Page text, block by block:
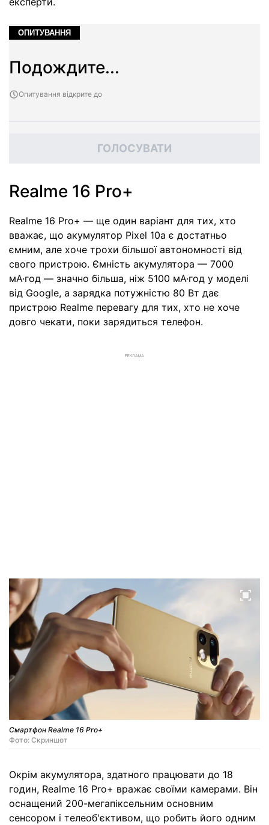
ОПИТУВАННЯ
Подождите...
Опитування відкрите до
ГОЛОСУВАТИ
Realme 16 Pro+
Realme 16 Pro+ — ще один варіант для тих, хто
вважає, що акумулятор Pixel 10a є достатньо
ємним, але хоче трохи більшої автономності від
свого пристрою. Ємність акумулятора — 7000
мА·год — значно більша, ніж 5100 мА·год у моделі
від Google, а зарядка потужністю 80 Вт дає
пристрою Realme перевагу для тих, хто не хоче
довго чекати, поки зарядиться телефон.
РЕКЛАМА
Смартфон Realme 16 Pro+
Фото: Скриншот
Окрім акумулятора, здатного працювати до 18
годин, Realme 16 Pro+ вражає своїми камерами. Він
оснащений 200-мегапіксельним основним
сенсором і телеоб'єктивом, що робить його одним